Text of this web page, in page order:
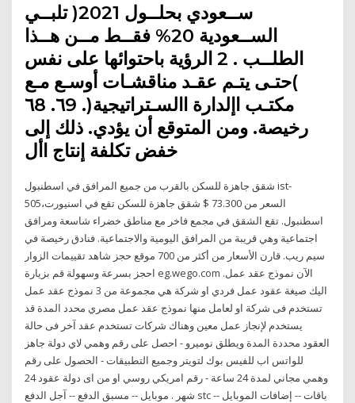
ســعودي بحلــول 2021( تلبــي
الســعودية 20% فقــط مــن هــذا
الطلــب . 2 الرؤية باحتوائها على نفس
)حتـى يتـم عقـد مناقشـات أوسـع مـع
مكتـب اإلدارة االسـتراتيجية(. ٦9. ٦8
رخيصة. ومن المتوقع أن يؤدي. ذلك إلى
خفض تكلفة إنتاج األ
شقق جاهزة للسكن بالقرب من جميع المرافق في اسطنبول ist-
505السعر من 73.300 $ شقق جاهزة للسكن تقع في اسنيورت،
اسطنبول. تقع الشقق في مجمع فاخر مع مناطق خضراء شاسعة ومرافق
اجتماعية وهي قريبة من المرافق اليومية والاجتماعية. فنادق رخيصة في
سيم ريب. قارن الأسعار من أكثر من 700 موقع حجز شاهد تقييمات الزوار
احجز بسرعة وسهولة قم بزيارة eg.wego.com الآن نموذج عقد عمل.
اليك صيغة عقود عمل فردي او شركة هي مجموعة من 3 نموذج عقد عمل
تستخدم فى شركة او لعامل منها نموذج عقد عمل مصري محدد المدة قد
يستخدم لإنجاز عمل معين وهناك شركات تستخدم عقد آخر فى حالة
العقود محددة المدة ويطلق نوميرو - احصل على رقم وهمي لاي دولة جاهز
للواتس اب للفيس بوك لتويتر وجميع التطبيقات - الحصول على رقم
وهمي مجاني لمدة 24 ساعة - رقم امريكي روسي او من اى دولة عقود 24
شهر . موبايل -- مسبق الدفع -- آجل الدفع stc باقات -- إضافات الموبايل --